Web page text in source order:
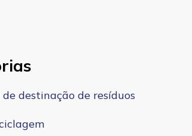
destinação de resíduos